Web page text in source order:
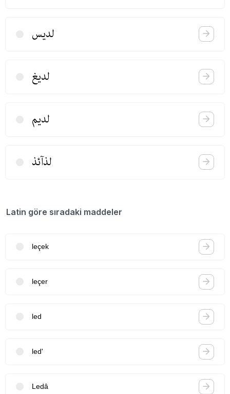
لدیس
لدیغ
لدیم
لذآئذ
Latin göre sıradaki maddeler
leçek
leçer
led
led'
Ledâ